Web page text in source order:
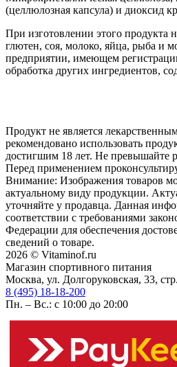
(целлюлозная капсула) и диоксид
При изготовлении этого продукта
глютен, соя, молоко, яйца, рыба и
предприятии, имеющем
обработка других ингредиентов,
Продукт не является
рекомендовано использовать
достигшим 18 лет. Не превышайте
Перед применением
Внимание: Изображения товаров
актуальному виду продукции.
уточняйте у продавца. Данная
соответствии с требованиями
Федерации для обеспечения
сведений о товаре.
2026 © Vitaminof.ru
Магазин спортивного питания
Москва, ул. Долгоруковская, 33,
8 (495) 18-18-200
Пн. – Вс.: с 10:00 до 20:00